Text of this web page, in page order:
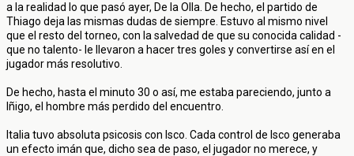
a la realidad lo que pasó ayer, De la Olla. De hecho, el partido de
Thiago deja las mismas dudas de siempre. Estuvo al mismo nivel
que el resto del torneo, con la salvedad de que su conocida calidad -
que no talento- le llevaron a hacer tres goles y convertirse así en el
jugador más resolutivo.
De hecho, hasta el minuto 30 o así, me estaba pareciendo, junto a
Iñigo, el hombre más perdido del encuentro.
Italia tuvo absoluta psicosis con Isco. Cada control de Isco generaba
un efecto imán que, dicho sea de paso, el jugador no merece, y